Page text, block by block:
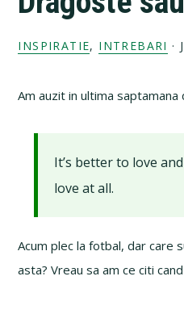
INSPIRATIE, INTREBARI ·
Am auzit in ultima
It’s better to love
love at all.
Acum plec la fotbal, dar care
asta? Vreau sa am ce citi